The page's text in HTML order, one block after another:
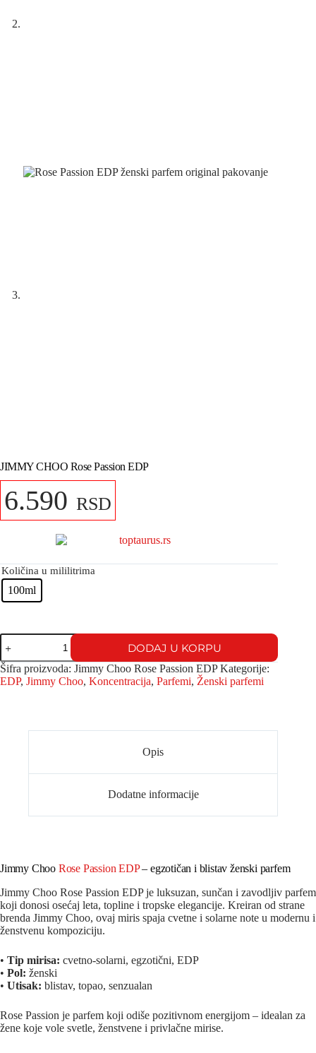
JIMMY CHOO Rose Passion EDP
6.590 RSD
Količina u mililitrima
100ml
DODAJ U KORPU
Šifra proizvoda: Jimmy Choo Rose Passion EDP Kategorije:
EDP, Jimmy Choo, Koncentracija, Parfemi, Ženski parfemi
Opis
Dodatne informacije
Jimmy Choo Rose Passion EDP– egzotičan i blistav ženski parfem
Jimmy Choo Rose Passion EDP je luksuzan, sunčan i zavodljiv parfem
koji donosi osećaj leta, topline i tropske elegancije. Kreiran od strane
brenda Jimmy Choo, ovaj miris spaja cvetne i solarne note u modernu i
ženstvenu kompoziciju.
• Tip mirisa: cvetno-solarni, egzotični, EDP
• Pol: ženski
• Utisak: blistav, topao, senzualan
Rose Passion je parfem koji odiše pozitivnom energijom – idealan za
žene koje vole svetle, ženstvene i privlačne mirise.